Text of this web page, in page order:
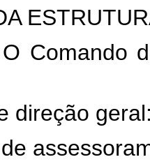
Comando
direção